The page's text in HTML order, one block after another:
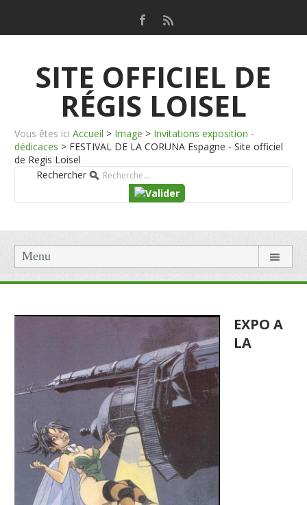
SITE OFFICIEL DE
RÉGIS LOISEL
Vous êtes ici Accueil > Image > Invitations exposition -
dédicaces > FESTIVAL DE LA CORUNA Espagne - Site officiel
de Regis Loisel
Rechercher
Menu
EXPO A
LA